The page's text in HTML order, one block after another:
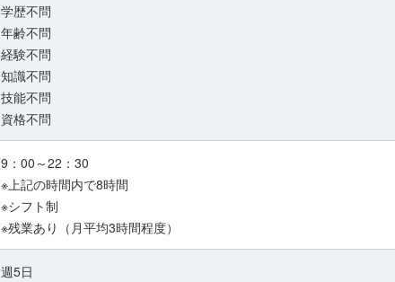
学歴不問
年齢不問
経験不問
知識不問
技能不問
資格不問
9：00～22：30
※上記の時間内で8時間
※シフト制
※残業あり（月平均3時間程度）
週5日